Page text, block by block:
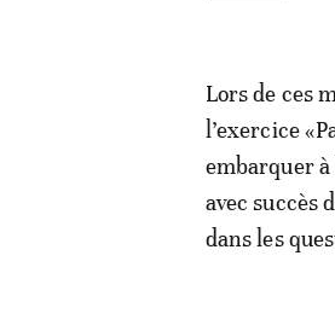
Lors de ces
l’exercice
embarquer
avec succès
dans les